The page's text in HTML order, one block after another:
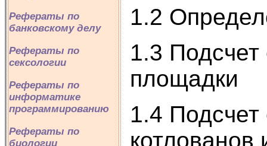
Рефераты по
банковскому делу
Рефераты по
сексологии
Рефераты по
информатике
программированию
Рефераты по
биологии
1.2
1.3
площадки
1.4
котлованов